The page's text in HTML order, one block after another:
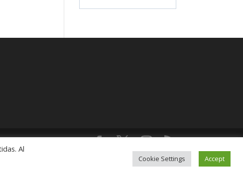
Revolución, Colonia Mixcoac, C.P. 03910, CDMX,
Al
Cookie Settings Accept